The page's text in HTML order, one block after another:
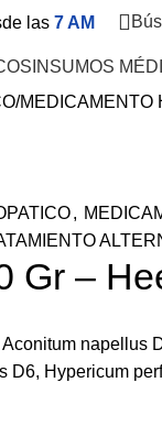
las 7 AM
INSUMOS
MEDICAMENTO
,
Gr –
napellus
D6, Hypericum